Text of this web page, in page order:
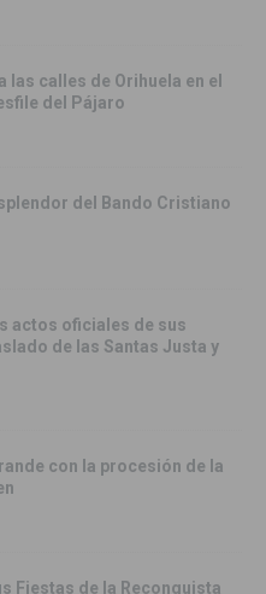
las calles de Orihuela en el
del Pájaro
del Bando Cristiano
actos oficiales de sus
de las Santas Justa y
con la procesión de la
Fiestas de la Reconquista